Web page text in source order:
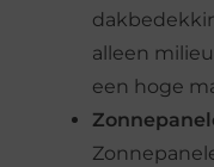
alleen
een hoge